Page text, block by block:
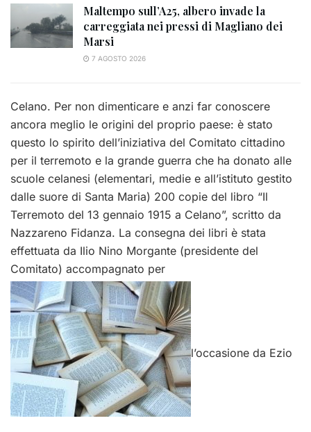
Maltempo sull’A25, albero invade la
carreggiata nei pressi di Magliano dei
Marsi
7 AGOSTO 2026
Celano. Per non dimenticare e anzi far conoscere
ancora meglio le origini del proprio paese: è stato
questo lo spirito dell’iniziativa del Comitato cittadino
per il terremoto e la grande guerra che ha donato alle
scuole celanesi (elementari, medie e all’istituto gestito
dalle suore di Santa Maria) 200 copie del libro “Il
Terremoto del 13 gennaio 1915 a Celano”, scritto da
Nazzareno Fidanza. La consegna dei libri è stata
effettuata da Ilio Nino Morgante (presidente del
Comitato) accompagnato per
l’occasione da Ezio